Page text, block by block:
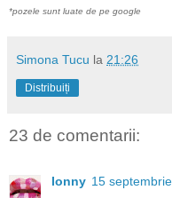
*pozele sunt luate de pe google
Simona Tucu la 21:26
Distribuiți
23 de comentarii:
Ionny 15